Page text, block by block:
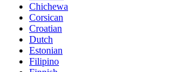
Chichewa
Corsican
Croatian
Dutch
Estonian
Filipino